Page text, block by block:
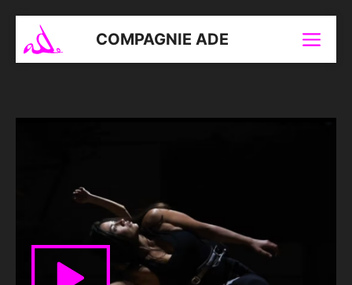
contenu
COMPAGNIE ADE Menu